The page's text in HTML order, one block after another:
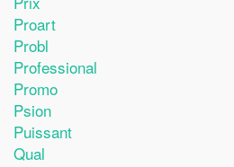
Proart
Probl
Professional
Promo
Psion
Puissant
Qual